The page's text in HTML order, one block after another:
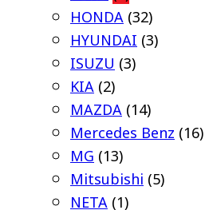
HONDA (32)
HYUNDAI (3)
ISUZU (3)
KIA (2)
MAZDA (14)
Mercedes Benz (16)
MG (13)
Mitsubishi (5)
NETA (1)